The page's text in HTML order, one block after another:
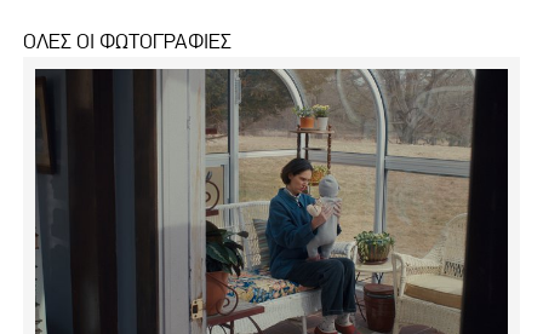
ΟΛΕΣ ΟΙ ΦΩΤΟΓΡΑΦΙΕΣ